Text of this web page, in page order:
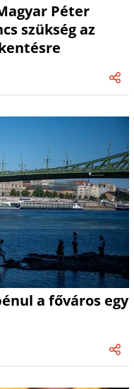
Péter
szükség az
a főváros egy